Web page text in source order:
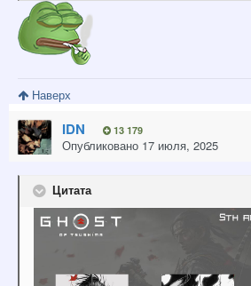
Наверх
IDN 13 179
Опубликовано 17 июля, 2025
Цитата